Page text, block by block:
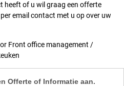
heeft of u wil graag een offerte
email contact met u op over uw
Front office management /
Offerte of Informatie aan.